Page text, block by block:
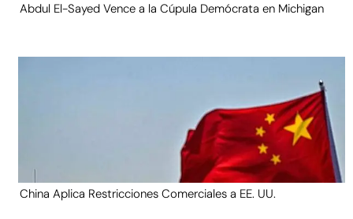
Abdul El-Sayed Vence a la Cúpula Demócrata en Michigan
China Aplica Restricciones Comerciales a EE. UU.